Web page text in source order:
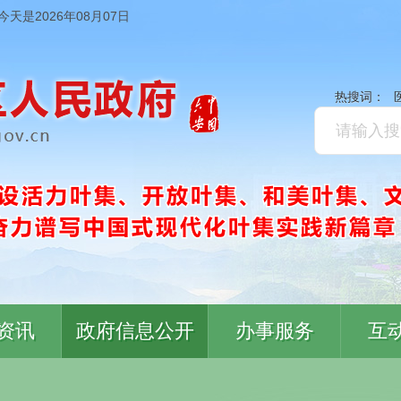
天是2026年08月07日
热搜词：
讯 政府信息公开 办事服务 互